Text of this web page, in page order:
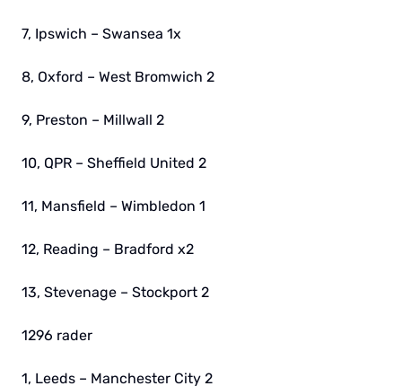
7, Ipswich – Swansea 1x
8, Oxford – West Bromwich 2
9, Preston – Millwall 2
10, QPR – Sheffield United 2
11, Mansfield – Wimbledon 1
12, Reading – Bradford x2
13, Stevenage – Stockport 2
1296 rader
1, Leeds – Manchester City 2